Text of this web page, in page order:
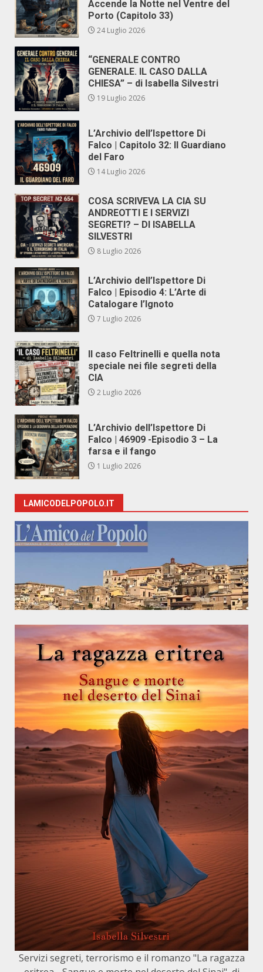
Accende la Notte nel Ventre del
Porto (Capitolo 33)
24 Luglio 2026
“GENERALE CONTRO
GENERALE. IL CASO DALLA
CHIESA” – di Isabella Silvestri
19 Luglio 2026
L’Archivio dell’Ispettore Di
Falco | Capitolo 32: Il Guardiano
del Faro
14 Luglio 2026
COSA SCRIVEVA LA CIA SU
ANDREOTTI E I SERVIZI
SEGRETI? – DI ISABELLA
SILVESTRI
8 Luglio 2026
L’Archivio dell’Ispettore Di
Falco | Episodio 4: L’Arte di
Catalogare l’Ignoto
7 Luglio 2026
Il caso Feltrinelli e quella nota
speciale nei file segreti della
CIA
2 Luglio 2026
L’Archivio dell’Ispettore Di
Falco | 46909 -Episodio 3 – La
farsa e il fango
1 Luglio 2026
LAMICODELPOPOLO.IT
Servizi segreti, terrorismo e il romanzo "La ragazza